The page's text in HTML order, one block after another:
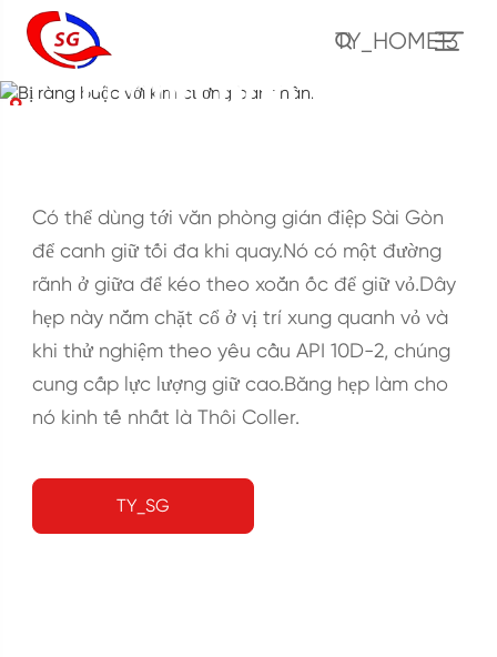
TY_HOME13
Bị ràng buộc với kim
cương bán thân.
Có thể dùng tới văn phòng gián điệp Sài Gòn
để canh giữ tối đa khi quay.Nó có một đường
rãnh ở giữa để kéo theo xoắn ốc để giữ vỏ.Dây
hẹp này nắm chặt cổ ở vị trí xung quanh vỏ và
khi thử nghiệm theo yêu cầu API 10D-2, chúng
cung cấp lực lượng giữ cao.Băng hẹp làm cho
nó kinh tế nhất là Thôi Coller.
TY_SG